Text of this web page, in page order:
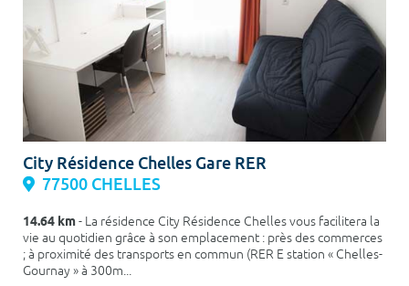
City Résidence Chelles Gare RER
77500 CHELLES
14.64 km- La résidence City Résidence Chelles vous facilitera la
vie au quotidien grâce à son emplacement : près des commerces
; à proximité des transports en commun (RER E station « Chelles-
Gournay » à 300m...